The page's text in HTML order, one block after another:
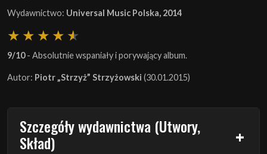
Wydawnictwo: Universal Music Polska, 2014
9/10- Absolutnie wspaniały i porywający album.
Autor: Piotr „Strzyż” Strzyżowski (30.01.2015)
Szczegóły wydawnictwa (Utwory,
Skład)